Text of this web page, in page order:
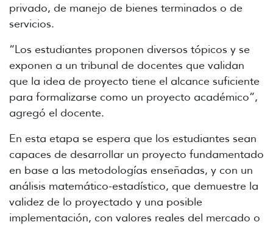
privado, de manejo de bienes terminados o de
servicios.
“Los estudiantes proponen diversos tópicos y se
exponen a un tribunal de docentes que validan
que la idea de proyecto tiene el alcance suficiente
para formalizarse como un proyecto académico”,
agregó el docente.
En esta etapa se espera que los estudiantes sean
capaces de desarrollar un proyecto fundamentado
en base a las metodologías enseñadas, y con un
análisis matemático-estadístico, que demuestre la
validez de lo proyectado y una posible
implementación, con valores reales del mercado o